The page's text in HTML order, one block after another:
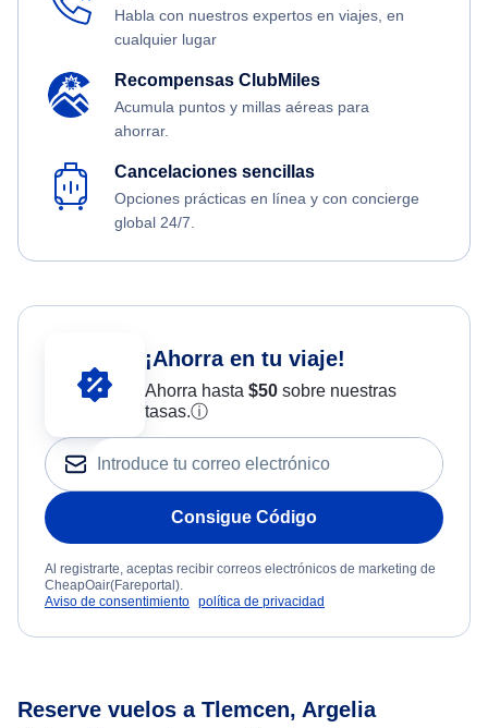
Habla con nuestros expertos en viajes, en
cualquier lugar
Recompensas ClubMiles
Acumula puntos y millas aéreas para
ahorrar.
Cancelaciones sencillas
Opciones prácticas en línea y con concierge
global 24/7.
¡Ahorra en tu viaje!
Ahorra hasta $50sobre nuestras
tasas.ⓘ
Consigue Código
Al registrarte, aceptas recibir correos electrónicos de marketing de
CheapOair(Fareportal).
Aviso de consentimiento política de privacidad
Reserve vuelos a Tlemcen, Argelia